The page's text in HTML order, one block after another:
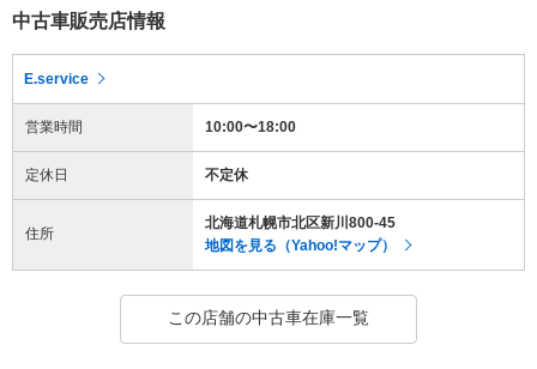
中古車販売店情報
E.service
営業時間 10:00〜18:00
定休日 不定休
住所
北海道札幌市北区新川800-45
地図を見る（Yahoo!マップ）
この店舗の中古車在庫一覧